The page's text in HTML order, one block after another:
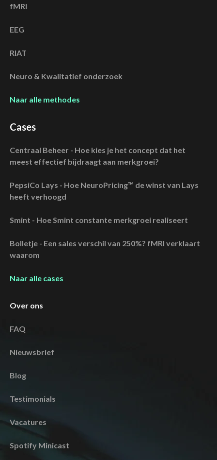
fMRI
EEG
RIAT
Neuro & Kwalitatief onderzoek
Naar alle methodes
Cases
Centraal Beheer - Hoe kies je het concept dat het
meest effectief bijdraagt aan merkgroei?
PepsiCo Lays - Hoe NeuroPricing™ de winst van Lays
heeft verhoogd
Smint - Hoe Smint constante merkgroei realiseert
Bolletje - Een sales verschil van 250%? fMRI verklaart
waarom
Naar alle cases
Over ons
FAQ
Nieuwsbrief
Blog
Testimonials
Vacatures
Spotify Minicast